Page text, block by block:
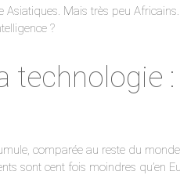
Asiatiques. Mais très peu
?
technologie
comparée au reste du
sont cent fois moindres qu’en